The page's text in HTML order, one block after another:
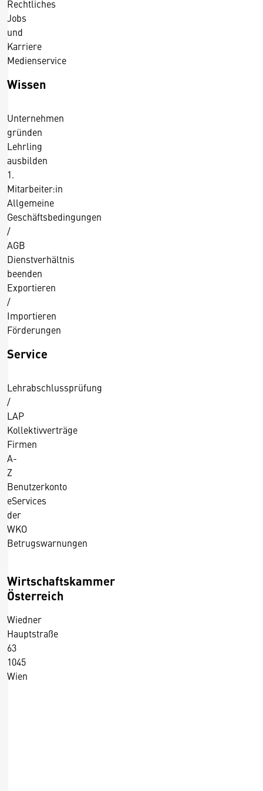
Rechtliches
Jobs
und
Karriere
Medienservice
Wissen
Unternehmen
gründen
Lehrling
ausbilden
1.
Mitarbeiter:in
Allgemeine
Geschäftsbedingungen
/
AGB
Dienstverhältnis
beenden
Exportieren
/
Importieren
Förderungen
Service
Lehrabschlussprüfung
/
LAP
Kollektivverträge
Firmen
A-
Z
Benutzerkonto
eServices
der
WKO
Betrugswarnungen
Wirtschaftskammer
Österreich
Wiedner
Hauptstraße
63
1045
Wien